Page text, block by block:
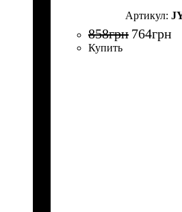
858грн 764грн
Купить